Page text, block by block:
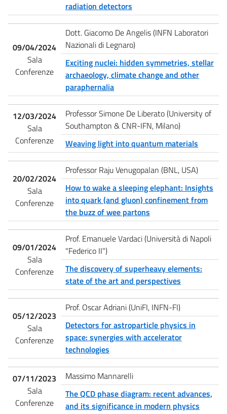
radiation detectors
09/04/2024
Sala
Conferenze
Dott. Giacomo De Angelis (INFN Laboratori
Nazionali di Legnaro)
Exciting nuclei: hidden symmetries, stellar
archaeology, climate change and other
paraphernalia
12/03/2024
Sala
Conferenze
Professor Simone De Liberato (University of
Southampton & CNR-IFN, Milano)
Weaving light into quantum materials
20/02/2024
Sala
Conferenze
Professor Raju Venugopalan (BNL, USA)
How to wake a sleeping elephant: Insights
into quark (and gluon) confinement from
the buzz of wee partons
09/01/2024
Sala
Conferenze
Prof. Emanuele Vardaci (Università di Napoli
"Federico II")
The discovery of superheavy elements:
state of the art and perspectives
05/12/2023
Sala
Conferenze
Prof. Oscar Adriani (UniFI, INFN-FI)
Detectors for astroparticle physics in
space: synergies with accelerator
technologies
07/11/2023
Sala
Conferenze
Massimo Mannarelli
The QCD phase diagram: recent advances,
and its significance in modern physics